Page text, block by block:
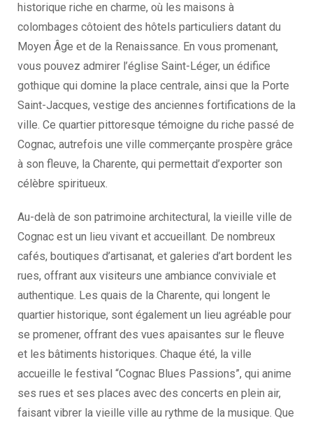
historique riche en charme, où les maisons à
colombages côtoient des hôtels particuliers datant du
Moyen Âge et de la Renaissance. En vous promenant,
vous pouvez admirer l’église Saint-Léger, un édifice
gothique qui domine la place centrale, ainsi que la Porte
Saint-Jacques, vestige des anciennes fortifications de la
ville. Ce quartier pittoresque témoigne du riche passé de
Cognac, autrefois une ville commerçante prospère grâce
à son fleuve, la Charente, qui permettait d’exporter son
célèbre spiritueux.
Au-delà de son patrimoine architectural, la vieille ville de
Cognac est un lieu vivant et accueillant. De nombreux
cafés, boutiques d’artisanat, et galeries d’art bordent les
rues, offrant aux visiteurs une ambiance conviviale et
authentique. Les quais de la Charente, qui longent le
quartier historique, sont également un lieu agréable pour
se promener, offrant des vues apaisantes sur le fleuve
et les bâtiments historiques. Chaque été, la ville
accueille le festival “Cognac Blues Passions”, qui anime
ses rues et ses places avec des concerts en plein air,
faisant vibrer la vieille ville au rythme de la musique. Que